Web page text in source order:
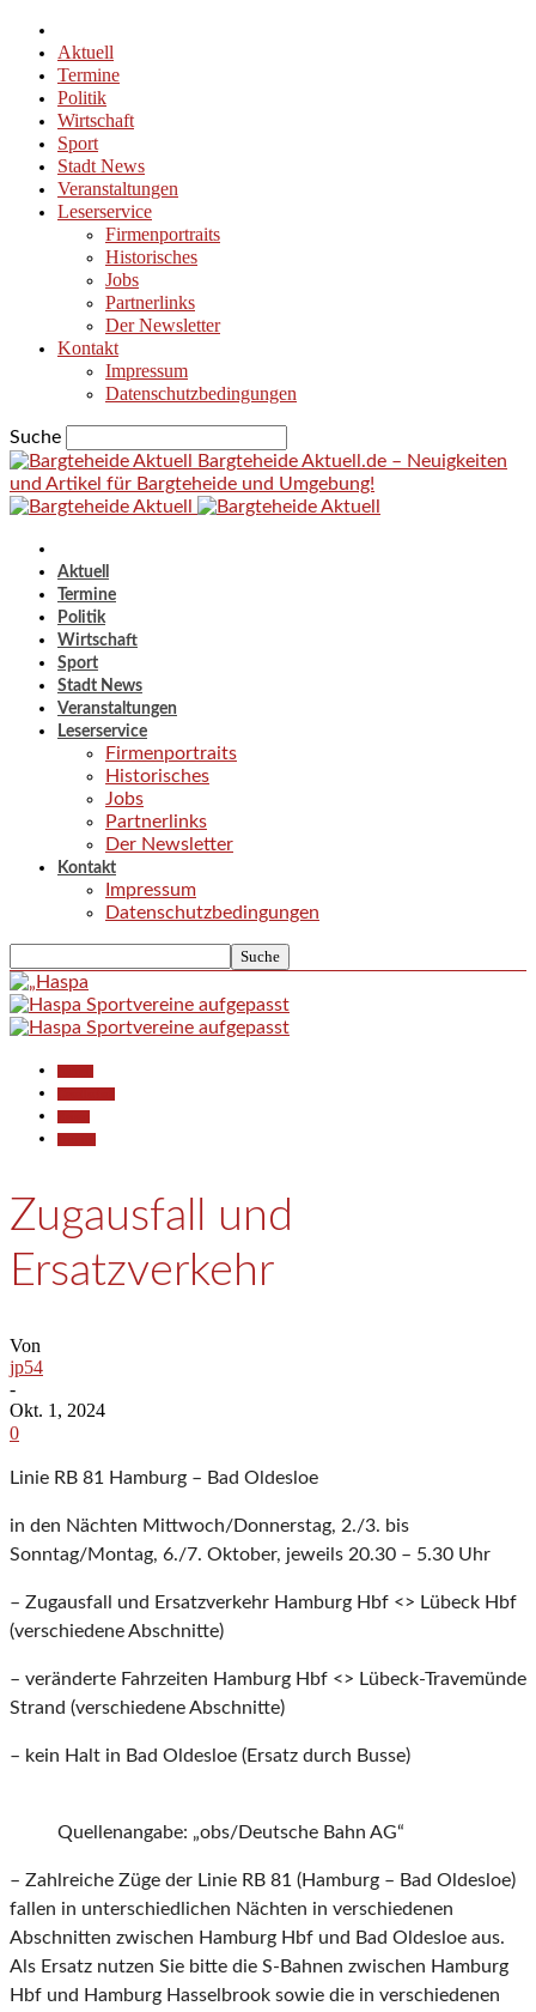
Aktuell
Termine
Politik
Wirtschaft
Sport
Stadt News
Veranstaltungen
Leserservice
Firmenportraits
Historisches
Jobs
Partnerlinks
Der Newsletter
Kontakt
Impressum
Datenschutzbedingungen
Suche
Bargteheide Aktuell.de – Neuigkeiten
und Artikel für Bargteheide und Umgebung!
Aktuell
Termine
Politik
Wirtschaft
Sport
Stadt News
Veranstaltungen
Leserservice
Firmenportraits
Historisches
Jobs
Partnerlinks
Der Newsletter
Kontakt
Impressum
Datenschutzbedingungen
Zugausfall und
Ersatzverkehr
Von
jp54
-
Okt. 1, 2024
0
Linie RB 81 Hamburg – Bad Oldesloe
in den Nächten Mittwoch/Donnerstag, 2./3. bis
Sonntag/Montag, 6./7. Oktober, jeweils 20.30 – 5.30 Uhr
– Zugausfall und Ersatzverkehr Hamburg Hbf <> Lübeck Hbf
(verschiedene Abschnitte)
– veränderte Fahrzeiten Hamburg Hbf <> Lübeck-Travemünde
Strand (verschiedene Abschnitte)
– kein Halt in Bad Oldesloe (Ersatz durch Busse)
Quellenangabe: „obs/Deutsche Bahn AG“
– Zahlreiche Züge der Linie RB 81 (Hamburg – Bad Oldesloe)
fallen in unterschiedlichen Nächten in verschiedenen
Abschnitten zwischen Hamburg Hbf und Bad Oldesloe aus.
Als Ersatz nutzen Sie bitte die S-Bahnen zwischen Hamburg
Hbf und Hamburg Hasselbrook sowie die in verschiedenen